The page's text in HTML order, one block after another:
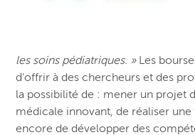
les soins pédiatriques. »Les
d’offrir à des chercheurs et des
la possibilité de : mener un projet
médicale innovant, de réaliser
encore de développer des